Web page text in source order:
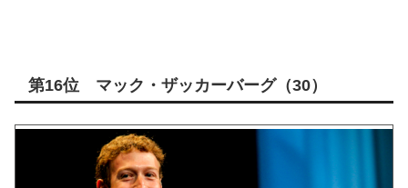
第16位 マック・ザッカーバーグ（30）